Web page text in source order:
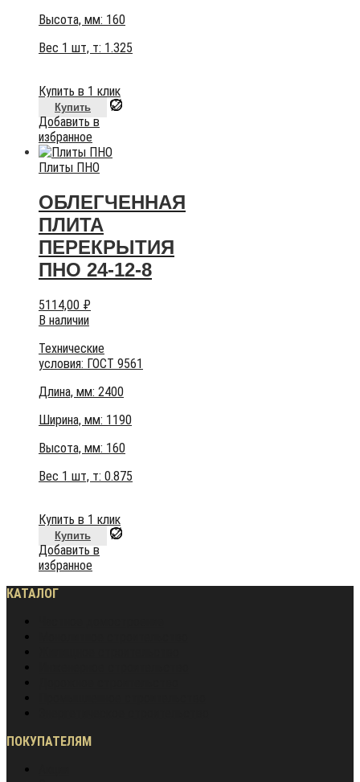
Высота, мм: 160
Вес 1 шт, т: 1.325
Купить в 1 клик
Купить
Добавить в
избранное
Плиты ПНО
ОБЛЕГЧЕННАЯ
ПЛИТА
ПЕРЕКРЫТИЯ
ПНО 24-12-8
5114,00 ₽
В наличии
Технические
условия: ГОСТ 9561
Длина, мм: 2400
Ширина, мм: 1190
Высота, мм: 160
Вес 1 шт, т: 0.875
Купить в 1 клик
Купить
Добавить в
избранное
КАТАЛОГ
ПОКУПАТЕЛЯМ